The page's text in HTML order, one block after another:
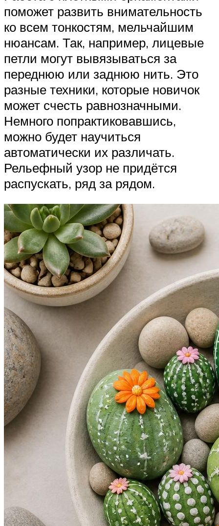
поможет развить внимательность
ко всем тонкостям, мельчайшим
нюансам. Так, например, лицевые
петли могут вывязываться за
переднюю или заднюю нить. Это
разные техники, которые новичок
может счесть равнозначными.
Немного попрактиковавшись,
можно будет научиться
автоматически их различать.
Рельефный узор не придётся
распускать, ряд за рядом.